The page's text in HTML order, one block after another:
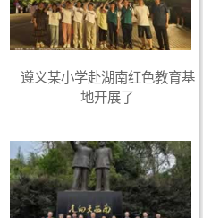
遵义某小学赴湖南红色教育基
地开展了